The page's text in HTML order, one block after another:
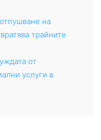
на
трайните
от
услуги в